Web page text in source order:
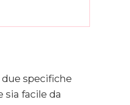
specifiche
sia facile da